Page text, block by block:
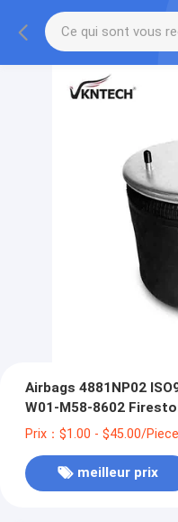
Airbags 4881NP02
W01-M58-8602
Prix：$1.00 - $45.00/
meilleur prix